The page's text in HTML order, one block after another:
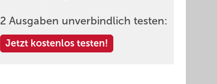
2 Ausgaben unverbindlich testen:
Jetzt kostenlos testen!